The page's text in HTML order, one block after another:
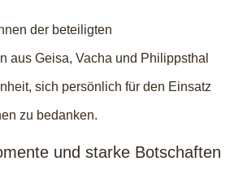
der beteiligten
aus Geisa, Vacha und Philippsthal
sich persönlich für den Einsatz
zu bedanken.
und starke Botschaften